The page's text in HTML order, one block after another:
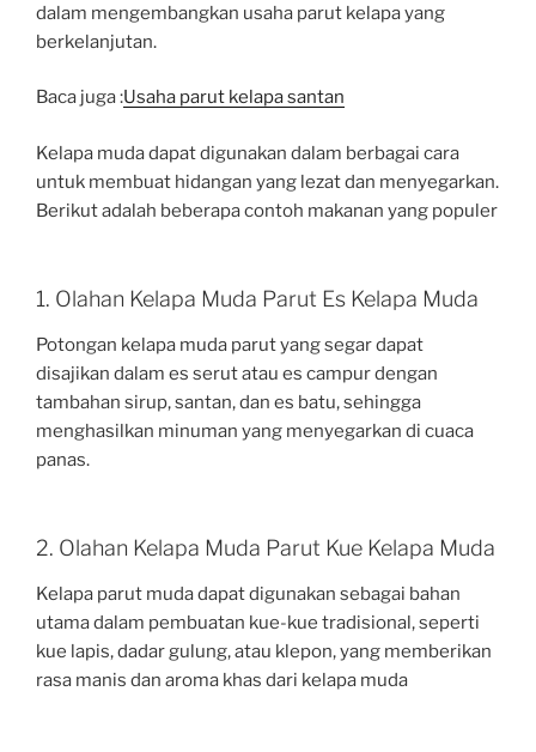
dalam mengembangkan usaha parut kelapa yang
berkelanjutan.
Baca juga :Usaha parut kelapa santan
Kelapa muda dapat digunakan dalam berbagai cara
untuk membuat hidangan yang lezat dan menyegarkan.
Berikut adalah beberapa contoh makanan yang populer
1. Olahan Kelapa Muda Parut Es Kelapa Muda
Potongan kelapa muda parut yang segar dapat
disajikan dalam es serut atau es campur dengan
tambahan sirup, santan, dan es batu, sehingga
menghasilkan minuman yang menyegarkan di cuaca
panas.
2. Olahan Kelapa Muda Parut Kue Kelapa Muda
Kelapa parut muda dapat digunakan sebagai bahan
utama dalam pembuatan kue-kue tradisional, seperti
kue lapis, dadar gulung, atau klepon, yang memberikan
rasa manis dan aroma khas dari kelapa muda